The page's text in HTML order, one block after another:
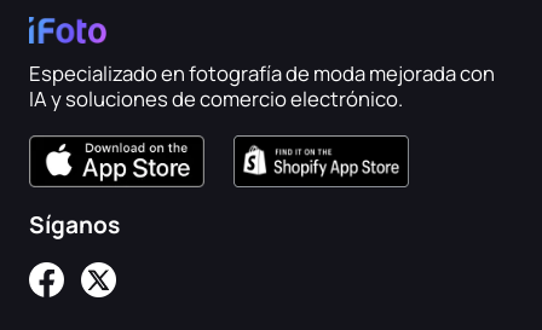
Peinado con IA
Imágenes de limpieza
Restaurar foto antigua
Colorear fotografía
Compresor de imágenes gratuito
Especializado en fotografía de moda mejorada con
IA y soluciones de comercio electrónico.
Síganos